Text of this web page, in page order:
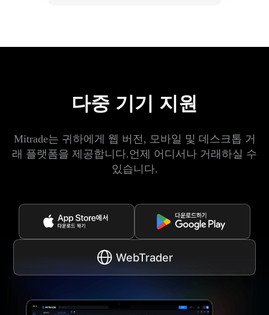
다중 기기 지원
Mitrade는 귀하에게 웹 버전, 모바일 및 데스크톱 거
래 플랫폼을 제공합니다.언제 어디서나 거래하실 수
있습니다.
WebTrader